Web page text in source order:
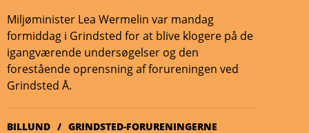
Miljøminister Lea Wermelin var mandag
formiddag i Grindsted for at blive klogere på de
igangværende undersøgelser og den
forestående oprensning af forureningen ved
Grindsted Å.
BILLUND
GRINDSTED-FORURENINGERNE